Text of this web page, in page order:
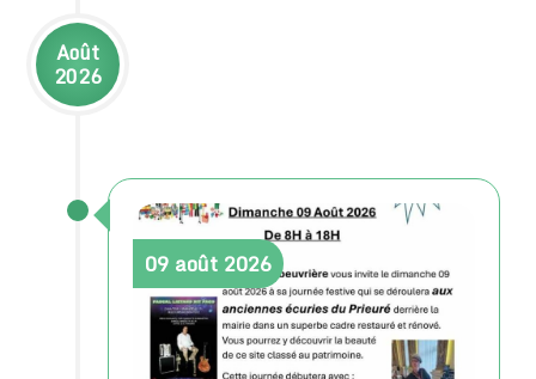
Août
2026
09 août 2026